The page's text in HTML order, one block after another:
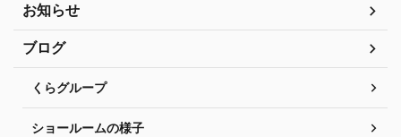
お知らせ
ブログ
くらグループ
ショールームの様子